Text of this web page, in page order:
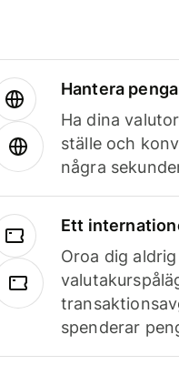
Hantera
Ha dina
ställe och
några
Ett
Oroa dig
spenderar